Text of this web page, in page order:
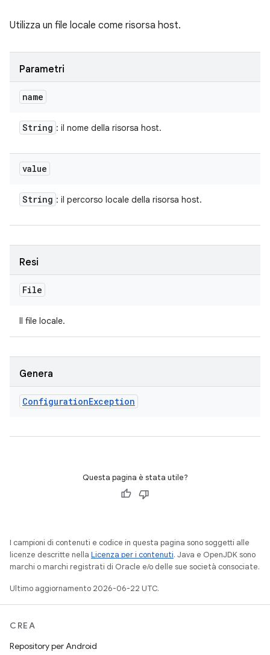
Utilizza un file locale come risorsa host.
Parametri
name
String : il nome della risorsa host.
value
String : il percorso locale della risorsa host.
Resi
File
Il file locale.
Genera
ConfigurationException
Questa pagina è stata utile?
I campioni di contenuti e codice in questa pagina sono soggetti alle
licenze descritte nella Licenza per i contenuti. Java e OpenJDK sono
marchi o marchi registrati di Oracle e/o delle sue società consociate.
Ultimo aggiornamento 2026-06-22 UTC.
CREA
Repository per Android